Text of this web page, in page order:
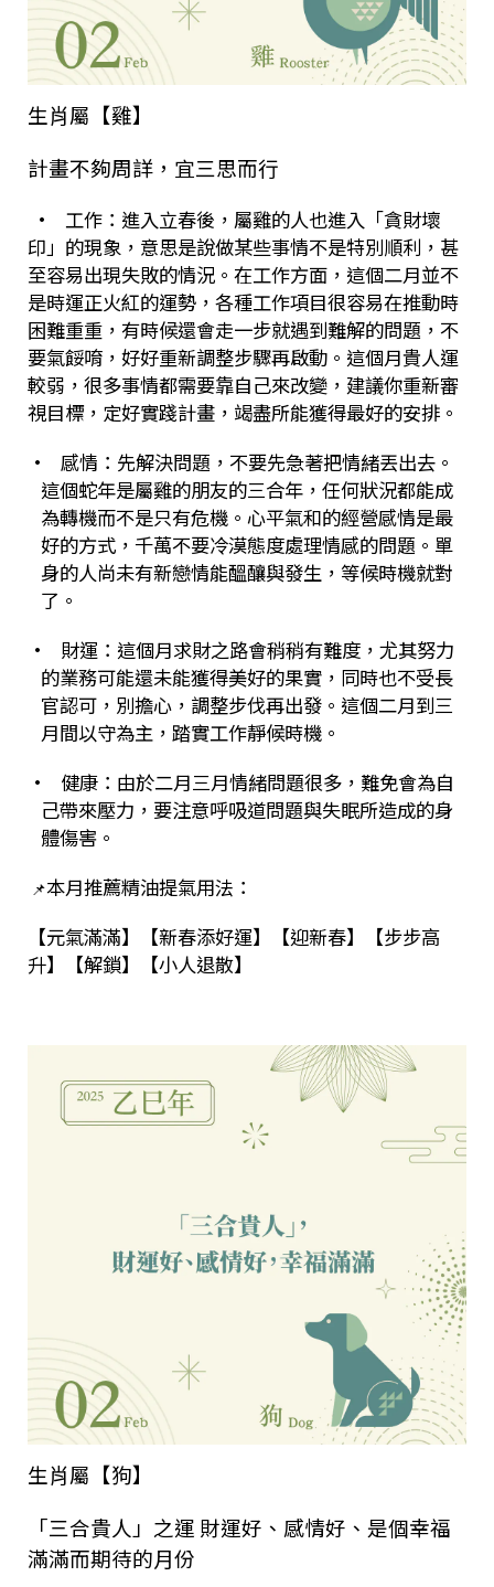
生肖屬【雞】
計畫不夠周詳，宜三思而行
• 工作：進入立春後，屬雞的人也進入「貪財壞
印」的現象，意思是說做某些事情不是特別順利，甚
至容易出現失敗的情況。在工作方面，這個二月並不
是時運正火紅的運勢，各種工作項目很容易在推動時
困難重重，有時候還會走一步就遇到難解的問題，不
要氣餒唷，好好重新調整步驟再啟動。這個月貴人運
較弱，很多事情都需要靠自己來改變，建議你重新審
視目標，定好實踐計畫，竭盡所能獲得最好的安排。
• 感情：先解決問題，不要先急著把情緒丟出去。
這個蛇年是屬雞的朋友的三合年，任何狀況都能成
為轉機而不是只有危機。心平氣和的經營感情是最
好的方式，千萬不要冷漠態度處理情感的問題。單
身的人尚未有新戀情能醞釀與發生，等候時機就對
了。
• 財運：這個月求財之路會稍稍有難度，尤其努力
的業務可能還未能獲得美好的果實，同時也不受長
官認可，別擔心，調整步伐再出發。這個二月到三
月間以守為主，踏實工作靜候時機。
• 健康：由於二月三月情緒問題很多，難免會為自
己帶來壓力，要注意呼吸道問題與失眠所造成的身
體傷害。
📌本月推薦精油提氣用法：
【元氣滿滿】【新春添好運】【迎新春】【步步高
升】【解鎖】【小人退散】
生肖屬【狗】
「三合貴人」之運 財運好、感情好、是個幸福
滿滿而期待的月份